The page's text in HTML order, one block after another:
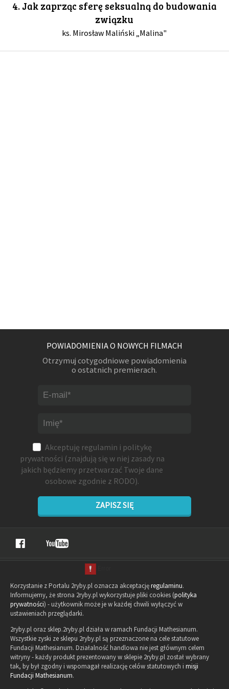
GALERIA
4. Jak zaprząc sferę seksualną do budowania
związku
ks. Mirosław Maliński „Malina"
POWIADOMIENIA O NOWYCH FILMACH
Otrzymuj cotygodniowe powiadomienia
o ostatnich premierach.
Akceptuję regulamin i politykę
prywatności (znajdują się w niej zasady na
jakich będziemy przetwarzać Twoje dane
osobowe zgodnie z RODO).
ZAPISZ SIĘ
Korzystanie z Portalu 2ryby.pl oznacza akceptacjęregulaminu.
Informujemy, że strona 2ryby.pl wykorzystuje pliki cookies (polityka
prywatności) - użytkownik może je w każdej chwili wyłączyć w
ustawieniach przeglądarki.
2ryby.pl oraz sklep.2ryby.pl działa w ramach Fundacji Mathesianum.
Wszystkie zyski ze sklepu 2ryby.pl są przeznaczone na cele statutowe
Fundacji Mathesianum. Działalność handlowa nie jest głównym celem
witryny - każdy produkt prezentowany w sklepie 2ryby.pl został wybrany
tak, by był zgodny i wspomagał realizację celów statutowych i misji
Fundacji Mathesianum.